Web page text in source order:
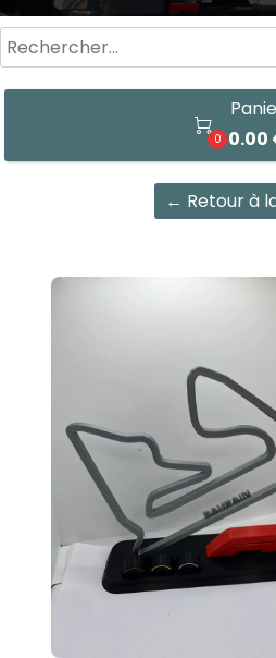

0 0.00
← Retour à